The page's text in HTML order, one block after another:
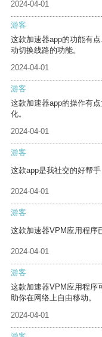
2024-04-01
游客
这款加速器app的功能有
动切换线路的功能。
2024-04-01
游客
这款加速器app的操作有
化。
2024-04-01
游客
这款app是我社交的好帮
2024-04-01
游客
这款加速器VPM应用程序
2024-04-01
游客
这款加速器VPM应用程序
助你在网络上自由移动。
2024-04-01